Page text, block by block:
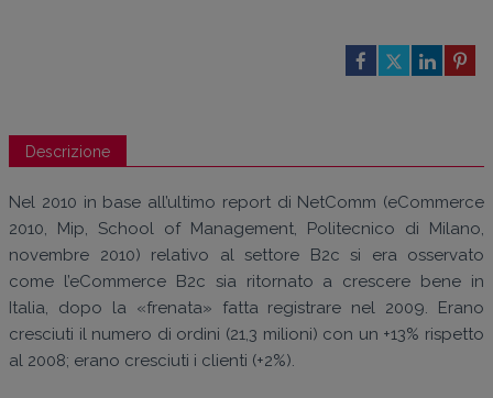
Descrizione
Nel 2010 in base all’ultimo report di NetComm (eCommerce
2010, Mip, School of Management, Politecnico di Milano,
novembre 2010) relativo al settore B2c si era osservato
come l’eCommerce B2c sia ritornato a crescere bene in
Italia, dopo la «frenata» fatta registrare nel 2009. Erano
cresciuti il numero di ordini (21,3 milioni) con un +13% rispetto
al 2008; erano cresciuti i clienti (+2%).